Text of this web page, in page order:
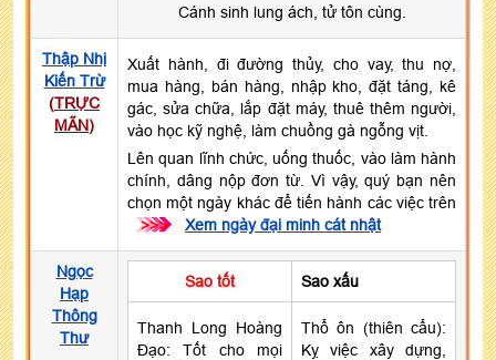
Cánh sinh lung ách, tử tôn cùng.
Thập Nhị
Kiến Trừ
(TRỰC
MÃN)
Xuất hành, đi đường thủy, cho vay, thu nợ,
mua hàng, bán hàng, nhập kho, đặt táng, kê
gác, sửa chữa, lắp đặt máy, thuê thêm người,
vào học kỹ nghệ, làm chuồng gà ngỗng vịt.
Lên quan lĩnh chức, uống thuốc, vào làm hành
chính, dâng nộp đơn từ. Vì vậy, quý bạn nên
chọn một ngày khác để tiến hành các việc trên
>>>
Xem ngày đại minh cát nhật
Ngọc
Hạp
Thông
Thư
Sao tốt Sao xấu
Thanh Long Hoàng
Đạo: Tốt cho mọi
Thổ ôn (thiên cẩu):
Kỵ việc xây dựng,